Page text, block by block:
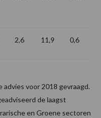
2,6 11,9 0,6
voor 2018 gevraagd.
de laagst
en Groene sectoren